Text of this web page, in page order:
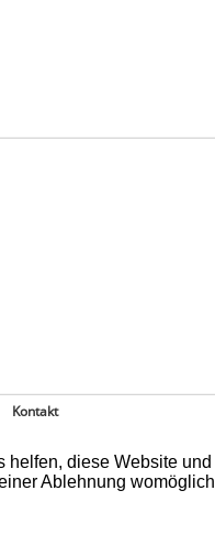
Kontakt
diese Website
Ablehnung